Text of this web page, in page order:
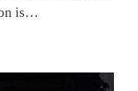
is…